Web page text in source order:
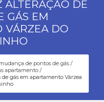
ALTERAÇÃO DE
GÁS EM
VÁRZEA DO
de pontos de gás
apartamento
gás em apartamento Várzea